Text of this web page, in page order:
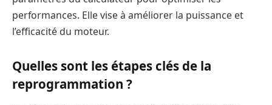
performances. Elle vise à améliorer la puissance et
l’efficacité du moteur.
Quelles sont les étapes clés de la
reprogrammation ?